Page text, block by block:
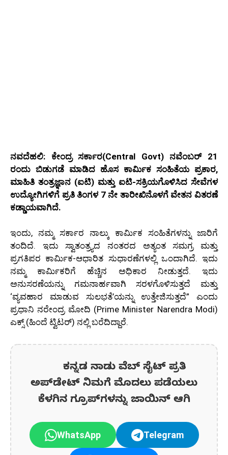
ನವದೆಹಲಿ: ಕೇಂದ್ರ ಸರ್ಕಾರ(Central Govt) ನವೆಂಬರ್ 21
ರಂದು ಬಿಡುಗಡೆ ಮಾಡಿದ ಹೊಸ ಕಾರ್ಮಿಕ ಸಂಹಿತೆಯ ಪ್ರಕಾರ,
ಮಾಹಿತಿ ತಂತ್ರಜ್ಞಾನ (ಐಟಿ) ಮತ್ತು ಐಟಿ-ಸಕ್ರಿಯಗೊಳಿಸಿದ ಸೇವೆಗಳ
ಉದ್ಯೋಗಿಗಳಿಗೆ ಪ್ರತಿ ತಿಂಗಳ 7 ನೇ ತಾರೀಖಿನೊಳಗೆ ವೇತನ ವಿತರಣೆ
ಕಡ್ಡಾಯವಾಗಿದೆ.
ಇಂದು, ನಮ್ಮ ಸರ್ಕಾರ ನಾಲ್ಕು ಕಾರ್ಮಿಕ ಸಂಹಿತೆಗಳನ್ನು ಜಾರಿಗೆ
ತಂದಿದೆ. ಇದು ಸ್ವಾತಂತ್ರ್ಯದ ನಂತರದ ಅತ್ಯಂತ ಸಮಗ್ರ ಮತ್ತು
ಪ್ರಗತಿಪರ ಕಾರ್ಮಿಕ-ಆಧಾರಿತ ಸುಧಾರಣೆಗಳಲ್ಲಿ ಒಂದಾಗಿದೆ. ಇದು
ನಮ್ಮ ಕಾರ್ಮಿಕರಿಗೆ ಹೆಚ್ಚಿನ ಅಧಿಕಾರ ನೀಡುತ್ತದೆ. ಇದು
ಅನುಸರಣೆಯನ್ನು ಗಮನಾರ್ಹವಾಗಿ ಸರಳಗೊಳಿಸುತ್ತದೆ ಮತ್ತು
‘ವ್ಯವಹಾರ ಮಾಡುವ ಸುಲಭತೆ’ಯನ್ನು ಉತ್ತೇಜಿಸುತ್ತದೆ” ಎಂದು
ಪ್ರಧಾನಿ ನರೇಂದ್ರ ಮೋದಿ (Prime Minister Narendra Modi)
ಎಕ್ಸ್ (ಹಿಂದೆ ಟ್ವಿಟರ್) ನಲ್ಲಿ ಬರೆದಿದ್ದಾರೆ.
ಕನ್ನಡ ನಾಡು ವೆಬ್ ಸೈಟ್ ಪ್ರತಿ
ಅಪ್‌ಡೇಟ್‌ ನಿಮಗೆ ಮೊದಲು ಪಡೆಯಲು
ಕೆಳಗಿನ ಗ್ರೂಪ್‌ಗಳನ್ನು ಜಾಯಿನ್ ಆಗಿ
WhatsApp Telegram